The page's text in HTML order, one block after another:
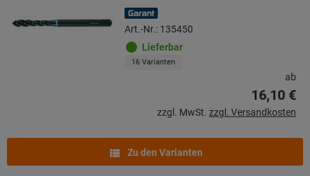
Art.-Nr.: 135450
Lieferbar
16 Varianten
ab
16,10 €
zzgl. MwSt. zzgl. Versandkosten
Zu den Varianten